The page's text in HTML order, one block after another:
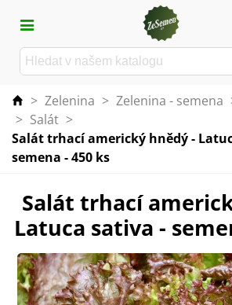
> Zelenina > Zelenina - semena
> Salát >
Salát trhací americký hnědý -
semena - 450 ks
Salát trhací
Latuca sativa -